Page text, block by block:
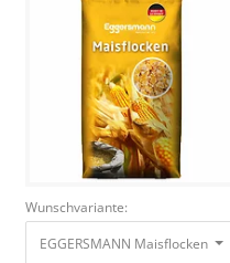
Wunschvariante:
EGGERSMANN